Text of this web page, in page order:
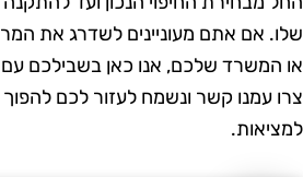
אם אתם מעוניינים לשדרג את
המשרד שלכם, אנו כאן בשבילכם עם
עמנו קשר ונשמח לעזור לכם